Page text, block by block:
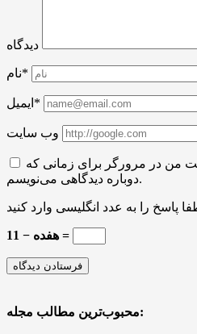
دیدگاه
نام*
ایمیل*
وب سایت
من در مرورگر برای زمانی که
دوباره دیدگاهی می‌نویسم.
هفده − 11 =
محبوب‌ترین مطالب مجله: